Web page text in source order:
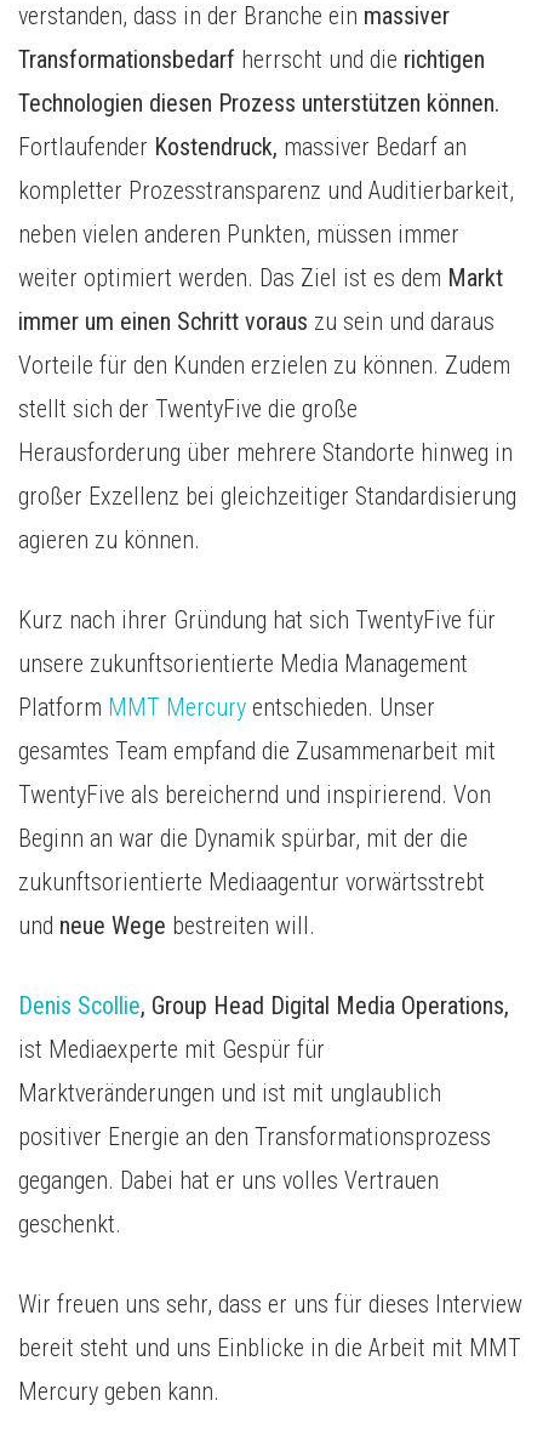
verstanden, dass in der Branche ein massiver
Transformationsbedarf herrscht und die richtigen
Technologien diesen Prozess unterstützen können.
Fortlaufender Kostendruck, massiver Bedarf an
kompletter Prozesstransparenz und Auditierbarkeit,
neben vielen anderen Punkten, müssen immer
weiter optimiert werden. Das Ziel ist es dem Markt
immer um einen Schritt voraus zu sein und daraus
Vorteile für den Kunden erzielen zu können. Zudem
stellt sich der TwentyFive die große
Herausforderung über mehrere Standorte hinweg in
großer Exzellenz bei gleichzeitiger Standardisierung
agieren zu können.
Kurz nach ihrer Gründung hat sich TwentyFive für
unsere zukunftsorientierte Media Management
Platform MMT Mercury entschieden. Unser
gesamtes Team empfand die Zusammenarbeit mit
TwentyFive als bereichernd und inspirierend. Von
Beginn an war die Dynamik spürbar, mit der die
zukunftsorientierte Mediaagentur vorwärtsstrebt
und neue Wege bestreiten will.
Denis Scollie, Group Head Digital Media Operations,
ist Mediaexperte mit Gespür für
Marktveränderungen und ist mit unglaublich
positiver Energie an den Transformationsprozess
gegangen. Dabei hat er uns volles Vertrauen
geschenkt.
Wir freuen uns sehr, dass er uns für dieses Interview
bereit steht und uns Einblicke in die Arbeit mit MMT
Mercury geben kann.